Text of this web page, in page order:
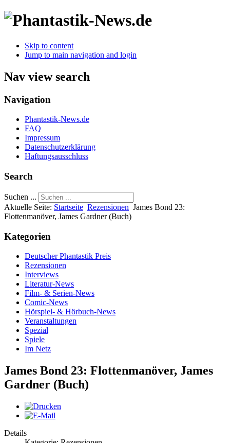
Skip to content
Jump to main navigation and login
Nav view search
Navigation
Phantastik-News.de
FAQ
Impressum
Datenschutzerklärung
Haftungsausschluss
Search
Suchen ...
Aktuelle Seite: Startseite Rezensionen James Bond 23:
Flottenmanöver, James Gardner (Buch)
Kategorien
Deutscher Phantastik Preis
Rezensionen
Interviews
Literatur-News
Film- & Serien-News
Comic-News
Hörspiel- & Hörbuch-News
Veranstaltungen
Spezial
Spiele
Im Netz
James Bond 23: Flottenmanöver, James
Gardner (Buch)
Details